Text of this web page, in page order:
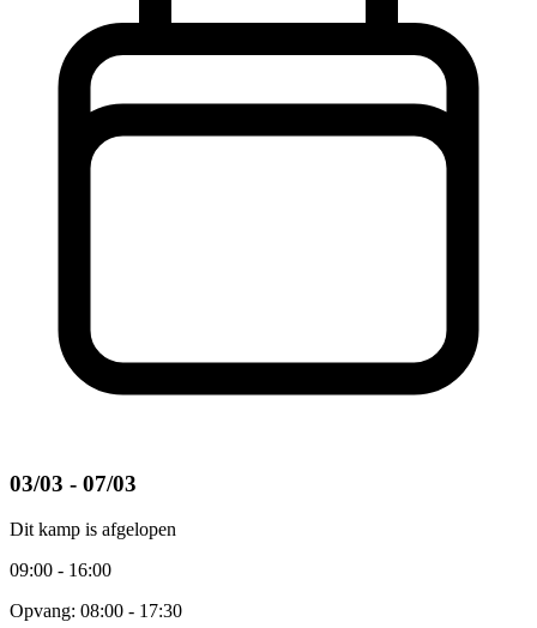
03/03 - 07/03
Dit kamp is afgelopen
09:00 - 16:00
Opvang: 08:00 - 17:30